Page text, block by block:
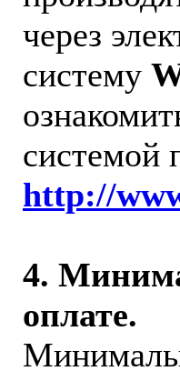
через
систему
системой
http://
4.
оплате.